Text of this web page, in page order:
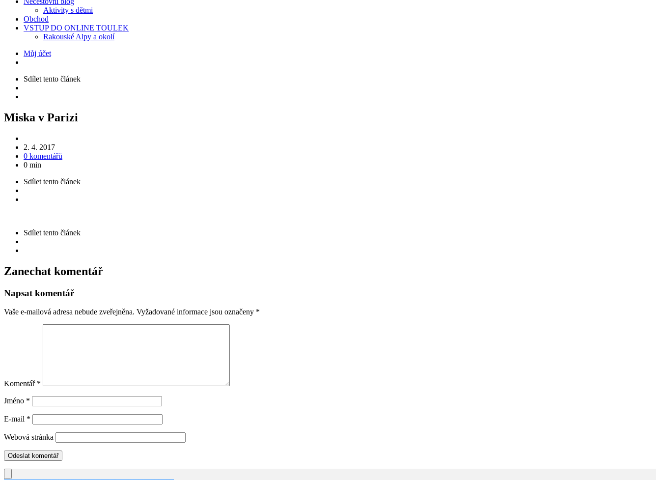
Aktivity s dětmi
Obchod
VSTUP DO ONLINE TOULEK
Rakouské Alpy a okolí
Můj účet
Sdílet tento článek
Miska v Parizi
2. 4. 2017
0 komentářů
0 min
Sdílet tento článek
Sdílet tento článek
Zanechat komentář
Napsat komentář
Vaše e-mailová adresa nebude zveřejněna. Vyžadované informace jsou označeny *
Komentář *
Jméno *
E-mail *
Webová stránka